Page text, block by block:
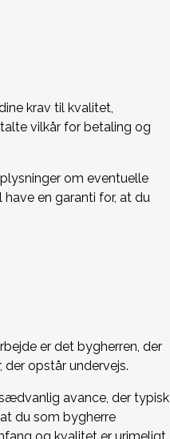
krav til kvalitet,
vilkår for betaling og
om eventuelle
en garanti for, at du
er det bygherren, der
opstår undervejs.
avance, der typisk
du som bygherre